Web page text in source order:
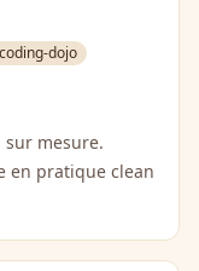
dojo
sur mesure.
en pratique clean